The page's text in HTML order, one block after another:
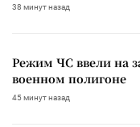
38 минут назад
Режим ЧС ввели на
военном полигоне
45 минут назад